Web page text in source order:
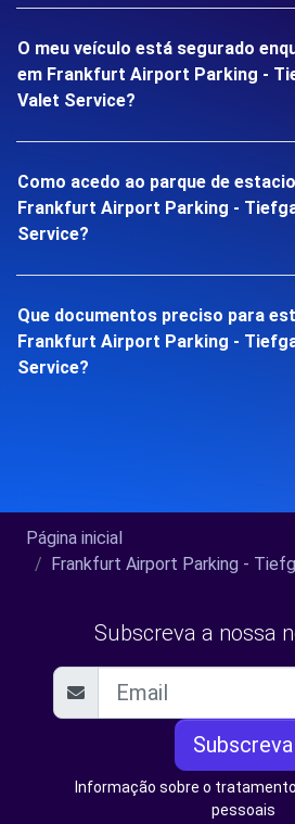
O meu veículo está segurado
em Frankfurt Airport Parking -
Valet Service?
Como acedo ao parque de
Frankfurt Airport Parking -
Service?
Que documentos preciso para
Frankfurt Airport Parking -
Service?
Página inicial
Frankfurt Airport Parking -
Subscreva a nossa
Subscreva
Informação sobre o
pessoais